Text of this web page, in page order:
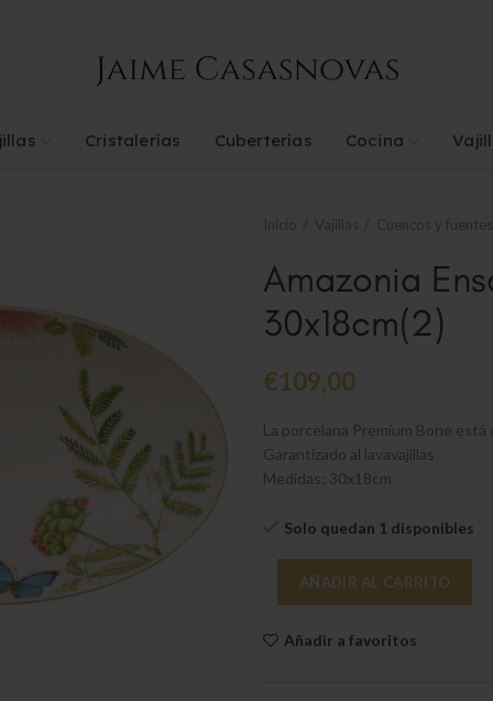
Cristalerías Cuberterías Cocina
Amazonia
30x18cm(2)
€109,00
La porcelana Premium Bone
Garantizado al lavavajillas
Medidas: 30x18cm
Solo quedan 1 disponibles
AÑADIR AL CARRITO
Añadir a favoritos